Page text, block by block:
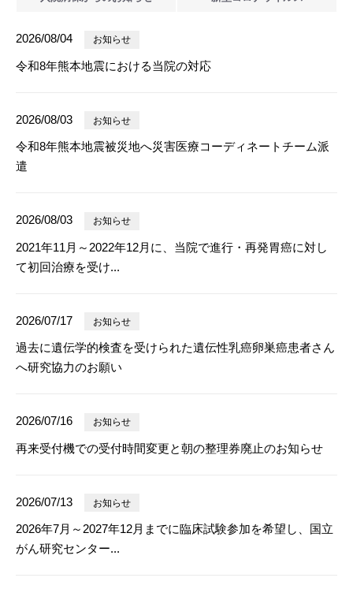
2026/08/04 お知らせ
令和8年熊本地震における当院の対応
2026/08/03 お知らせ
令和8年熊本地震被災地へ災害医療コーディネートチーム派
遣
2026/08/03 お知らせ
2021年11月～2022年12月に、当院で進行・再発胃癌に対し
て初回治療を受け...
2026/07/17 お知らせ
過去に遺伝学的検査を受けられた遺伝性乳癌卵巣癌患者さん
へ研究協力のお願い
2026/07/16 お知らせ
再来受付機での受付時間変更と朝の整理券廃止のお知らせ
2026/07/13 お知らせ
2026年7月～2027年12月までに臨床試験参加を希望し、国立
がん研究センター...